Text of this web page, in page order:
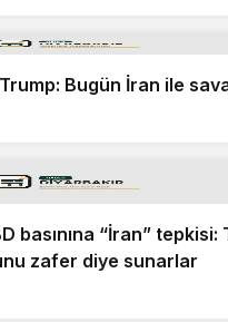
Bugün İran ile
basınına “İran” tepkisi:
zafer diye sunarlar